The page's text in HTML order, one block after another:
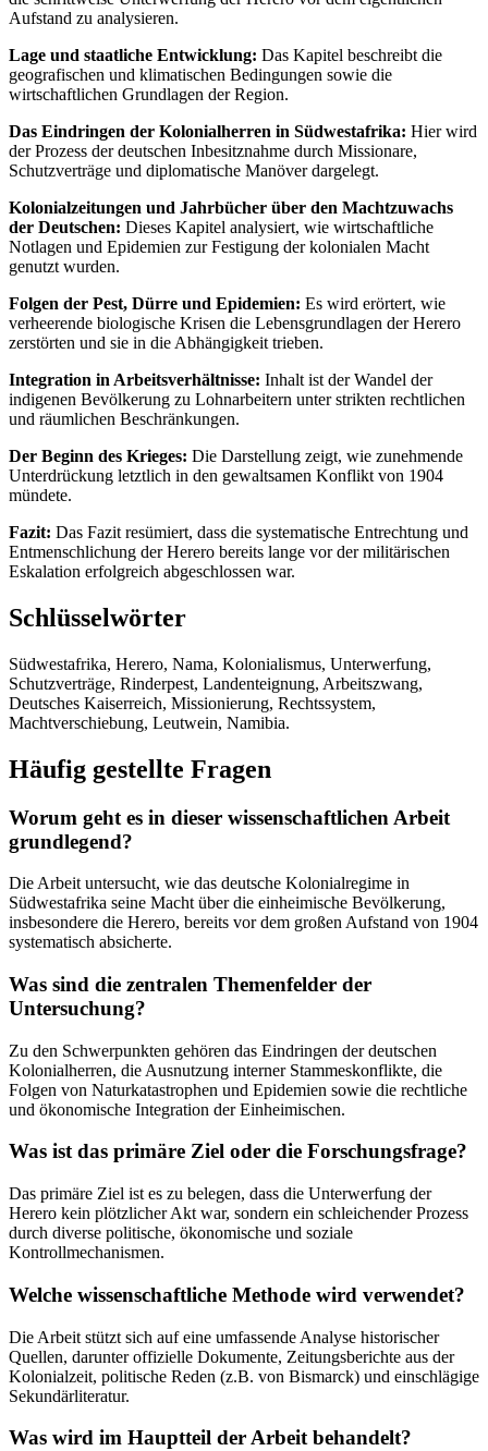
Aufstand zu analysieren.
Lage und staatliche Entwicklung: Das Kapitel beschreibt die
geografischen und klimatischen Bedingungen sowie die
wirtschaftlichen Grundlagen der Region.
Das Eindringen der Kolonialherren in Südwestafrika: Hier wird
der Prozess der deutschen Inbesitznahme durch Missionare,
Schutzverträge und diplomatische Manöver dargelegt.
Kolonialzeitungen und Jahrbücher über den Machtzuwachs
der Deutschen: Dieses Kapitel analysiert, wie wirtschaftliche
Notlagen und Epidemien zur Festigung der kolonialen Macht
genutzt wurden.
Folgen der Pest, Dürre und Epidemien: Es wird erörtert, wie
verheerende biologische Krisen die Lebensgrundlagen der Herero
zerstörten und sie in die Abhängigkeit trieben.
Integration in Arbeitsverhältnisse: Inhalt ist der Wandel der
indigenen Bevölkerung zu Lohnarbeitern unter strikten rechtlichen
und räumlichen Beschränkungen.
Der Beginn des Krieges: Die Darstellung zeigt, wie zunehmende
Unterdrückung letztlich in den gewaltsamen Konflikt von 1904
mündete.
Fazit: Das Fazit resümiert, dass die systematische Entrechtung und
Entmenschlichung der Herero bereits lange vor der militärischen
Eskalation erfolgreich abgeschlossen war.
Schlüsselwörter
Südwestafrika, Herero, Nama, Kolonialismus, Unterwerfung,
Schutzverträge, Rinderpest, Landenteignung, Arbeitszwang,
Deutsches Kaiserreich, Missionierung, Rechtssystem,
Machtverschiebung, Leutwein, Namibia.
Häufig gestellte Fragen
Worum geht es in dieser wissenschaftlichen Arbeit
grundlegend?
Die Arbeit untersucht, wie das deutsche Kolonialregime in
Südwestafrika seine Macht über die einheimische Bevölkerung,
insbesondere die Herero, bereits vor dem großen Aufstand von 1904
systematisch absicherte.
Was sind die zentralen Themenfelder der
Untersuchung?
Zu den Schwerpunkten gehören das Eindringen der deutschen
Kolonialherren, die Ausnutzung interner Stammeskonflikte, die
Folgen von Naturkatastrophen und Epidemien sowie die rechtliche
und ökonomische Integration der Einheimischen.
Was ist das primäre Ziel oder die Forschungsfrage?
Das primäre Ziel ist es zu belegen, dass die Unterwerfung der
Herero kein plötzlicher Akt war, sondern ein schleichender Prozess
durch diverse politische, ökonomische und soziale
Kontrollmechanismen.
Welche wissenschaftliche Methode wird verwendet?
Die Arbeit stützt sich auf eine umfassende Analyse historischer
Quellen, darunter offizielle Dokumente, Zeitungsberichte aus der
Kolonialzeit, politische Reden (z.B. von Bismarck) und einschlägige
Sekundärliteratur.
Was wird im Hauptteil der Arbeit behandelt?